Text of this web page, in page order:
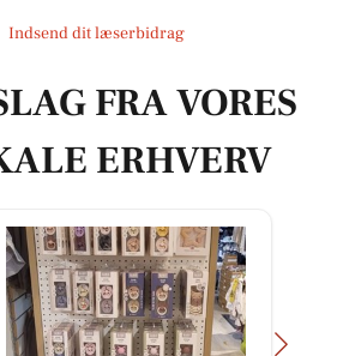
Indsend dit læserbidrag
FRA VORES
ERHVERV